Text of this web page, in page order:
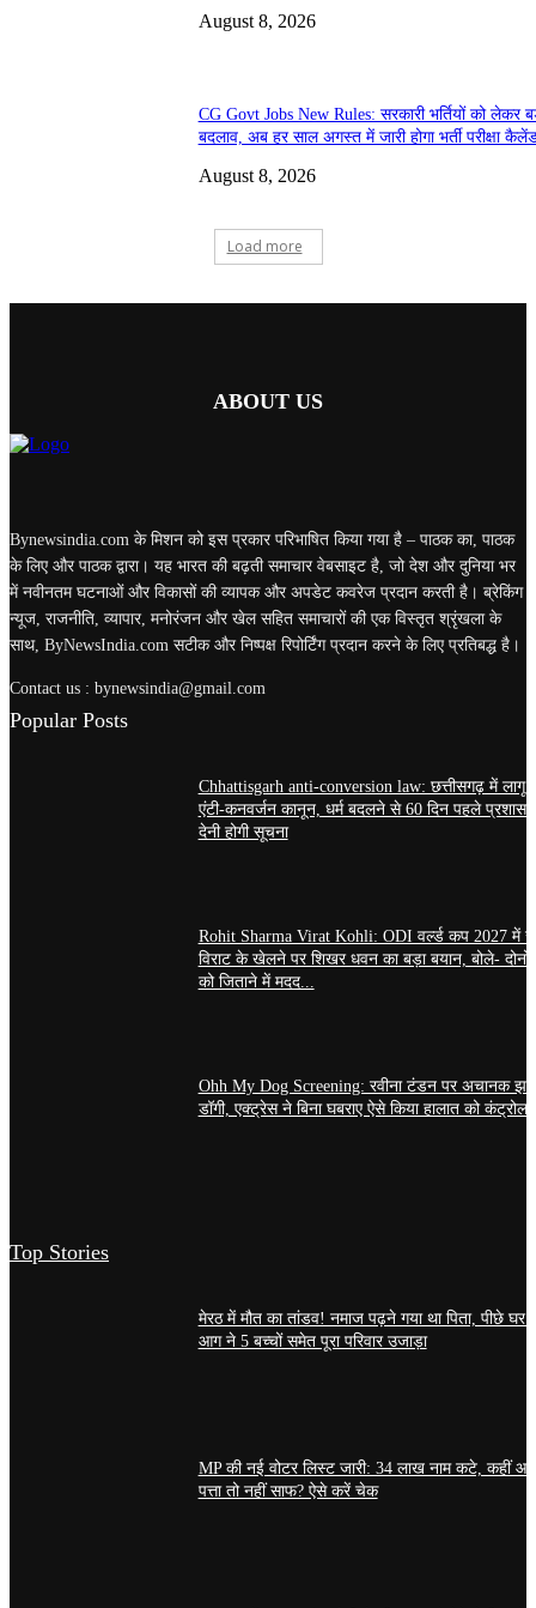
August 8, 2026
CG Govt Jobs New Rules: सरकारी भर्तियों को लेकर
बदलाव, अब हर साल अगस्त में जारी होगा भर्ती परीक्षा
August 8, 2026
Load more
ABOUT US
Bynewsindia.com के मिशन को इस प्रकार परिभाषित किया गया है – पाठक का, पाठक
के लिए और पाठक द्वारा। यह भारत की बढ़ती समाचार वेबसाइट है, जो देश और दुनिया भर
में नवीनतम घटनाओं और विकासों की व्यापक और अपडेट कवरेज प्रदान करती है। ब्रेकिंग
न्यूज, राजनीति, व्यापार, मनोरंजन और खेल सहित समाचारों की एक विस्तृत श्रृंखला के
साथ, ByNewsIndia.com सटीक और निष्पक्ष रिपोर्टिंग प्रदान करने के लिए प्रतिबद्ध है।
Contact us : bynewsindia@gmail.com
Popular Posts
Chhattisgarh anti-conversion law: छत्तीसगढ़ में लागू
एंटी-कनवर्जन कानून, धर्म बदलने से 60 दिन पहले
देनी होगी सूचना
Rohit Sharma Virat Kohli: ODI वर्ल्ड कप 2027 में
विराट के खेलने पर शिखर धवन का बड़ा बयान, बोले- दोनों
को जिताने में मदद...
Ohh My Dog Screening: रवीना टंडन पर अचानक
डॉगी, एक्ट्रेस ने बिना घबराए ऐसे किया हालात को कंट्रोल
Top Stories
मेरठ में मौत का तांडव! नमाज पढ़ने गया था पिता, पीछे घर
आग ने 5 बच्चों समेत पूरा परिवार उजाड़ा
MP की नई वोटर लिस्ट जारी: 34 लाख नाम कटे, कहीं
पत्ता तो नहीं साफ? ऐसे करें चेक